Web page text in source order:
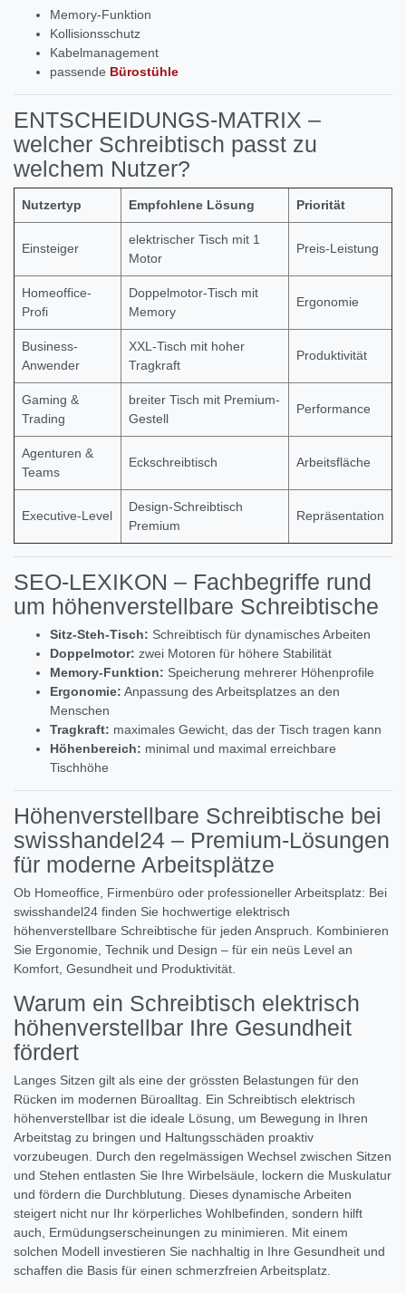
Memory-Funktion
Kollisionsschutz
Kabelmanagement
passende Bürostühle
ENTSCHEIDUNGS-MATRIX –
welcher Schreibtisch passt zu
welchem Nutzer?
Nutzertyp Empfohlene Lösung Priorität
Einsteiger
elektrischer Tisch mit 1
Motor
Preis-Leistung
Homeoffice-
Profi
Doppelmotor-Tisch mit
Memory
Ergonomie
Business-
Anwender
XXL-Tisch mit hoher
Tragkraft
Produktivität
Gaming &
Trading
breiter Tisch mit Premium-
Gestell
Performance
Agenturen &
Teams
Eckschreibtisch Arbeitsfläche
Executive-Level
Design-Schreibtisch
Premium
Repräsentation
SEO-LEXIKON – Fachbegriffe rund
um höhenverstellbare Schreibtische
Sitz-Steh-Tisch: Schreibtisch für dynamisches Arbeiten
Doppelmotor: zwei Motoren für höhere Stabilität
Memory-Funktion: Speicherung mehrerer Höhenprofile
Ergonomie: Anpassung des Arbeitsplatzes an den
Menschen
Tragkraft: maximales Gewicht, das der Tisch tragen kann
Höhenbereich: minimal und maximal erreichbare
Tischhöhe
Höhenverstellbare Schreibtische bei
swisshandel24 – Premium-Lösungen
für moderne Arbeitsplätze
Ob Homeoffice, Firmenbüro oder professioneller Arbeitsplatz: Bei
swisshandel24 finden Sie hochwertige elektrisch
höhenverstellbare Schreibtische für jeden Anspruch. Kombinieren
Sie Ergonomie, Technik und Design – für ein neüs Level an
Komfort, Gesundheit und Produktivität.
Warum ein Schreibtisch elektrisch
höhenverstellbar Ihre Gesundheit
fördert
Langes Sitzen gilt als eine der grössten Belastungen für den
Rücken im modernen Büroalltag. Ein Schreibtisch elektrisch
höhenverstellbar ist die ideale Lösung, um Bewegung in Ihren
Arbeitstag zu bringen und Haltungsschäden proaktiv
vorzubeugen. Durch den regelmässigen Wechsel zwischen Sitzen
und Stehen entlasten Sie Ihre Wirbelsäule, lockern die Muskulatur
und fördern die Durchblutung. Dieses dynamische Arbeiten
steigert nicht nur Ihr körperliches Wohlbefinden, sondern hilft
auch, Ermüdungserscheinungen zu minimieren. Mit einem
solchen Modell investieren Sie nachhaltig in Ihre Gesundheit und
schaffen die Basis für einen schmerzfreien Arbeitsplatz.